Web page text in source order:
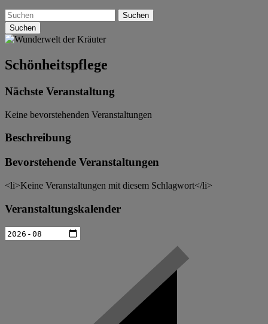
Suchen
Schönheitspflege
Nächste Veranstaltung
Keine bevorstehenden Veranstaltungen
Beschreibung
Bevorstehende Veranstaltungen
<li>Keine Veranstaltungen mit diesem Schlagwort</li>
Veranstaltungskalender